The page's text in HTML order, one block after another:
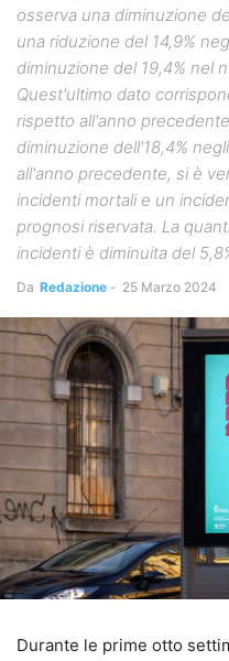
osserva una diminuzione
una riduzione del 14,9%
diminuzione del 19,4% nel
Quest'ultimo dato
rispetto all'anno
diminuzione dell'18,4%
all'anno precedente, si è
incidenti mortali e un
prognosi riservata. La
incidenti è diminuita del
Da Redazione - 25 Marzo 2024
Durante le prime otto